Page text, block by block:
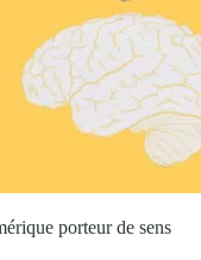
porteur de sens